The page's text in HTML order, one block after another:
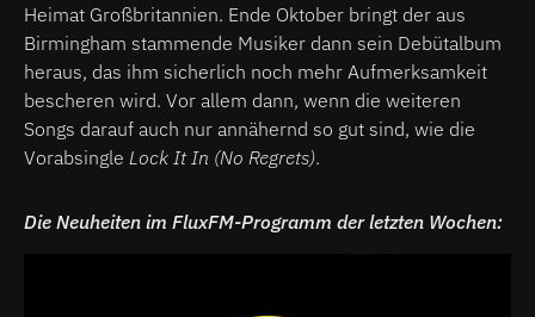
Heimat Großbritannien. Ende Oktober bringt der aus
Birmingham stammende Musiker dann sein Debütalbum
heraus, das ihm sicherlich noch mehr Aufmerksamkeit
bescheren wird. Vor allem dann, wenn die weiteren
Songs darauf auch nur annähernd so gut sind, wie die
Vorabsingle Lock It In (No Regrets).
Die Neuheiten im FluxFM-Programm der letzten Wochen: